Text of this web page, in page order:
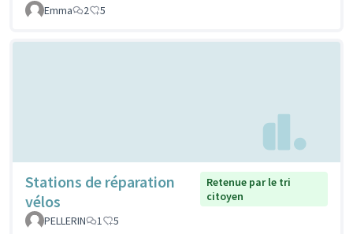
Emma
2 5
Stations de réparation
vélos
Retenue par le tri
citoyen
PELLERIN
1 5